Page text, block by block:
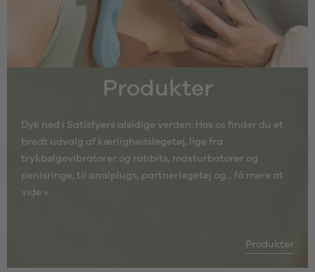
Produkter
Dyk ned i Satisfyers alsidige verden: Hos os finder du et
bredt udvalg af kærlighedslegetøj, lige fra
trykbølgevibratorer og rabbits, masturbatorer og
penisringe, til analplugs, partnerlegetøj og... få mere at
vide »
Produkter